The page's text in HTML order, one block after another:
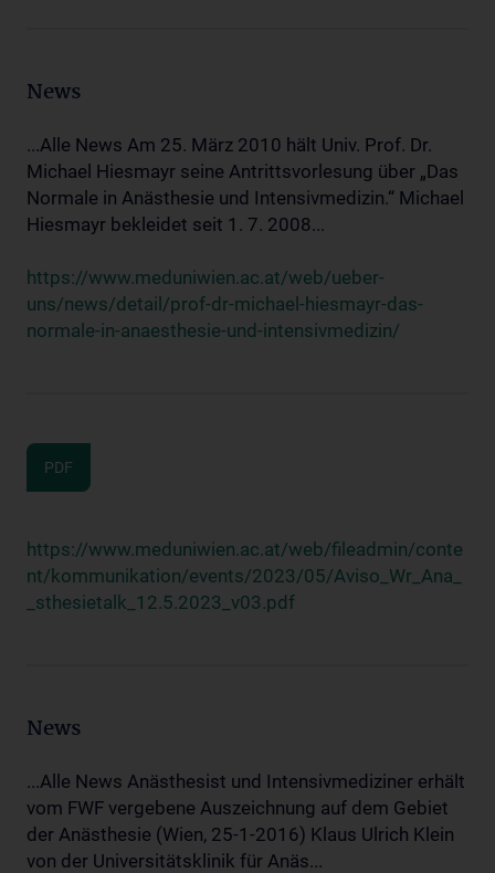
News
...Alle News Am 25. März 2010 hält Univ. Prof. Dr.
Michael Hiesmayr seine Antrittsvorlesung über „Das
Normale in Anästhesie und Intensivmedizin.“ Michael
Hiesmayr bekleidet seit 1. 7. 2008...
https://www.meduniwien.ac.at/web/ueber-
uns/news/detail/prof-dr-michael-hiesmayr-das-
normale-in-anaesthesie-und-intensivmedizin/
PDF
https://www.meduniwien.ac.at/web/fileadmin/conte
nt/kommunikation/events/2023/05/Aviso_Wr_Ana_
_sthesietalk_12.5.2023_v03.pdf
News
...Alle News Anästhesist und Intensivmediziner erhält
vom FWF vergebene Auszeichnung auf dem Gebiet
der Anästhesie (Wien, 25-1-2016) Klaus Ulrich Klein
von der Universitätsklinik für Anäs...